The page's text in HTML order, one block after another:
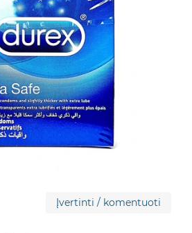
Įvertinti / komentuoti